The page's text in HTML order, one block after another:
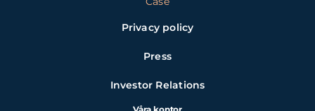
Privacy policy
Press
Investor Relations